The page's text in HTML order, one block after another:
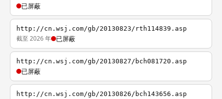
已屏蔽
http://cn.wsj.com/gb/20130823/rth114839.asp
截至 2026 年 已屏蔽
http://cn.wsj.com/gb/20130827/bch081720.asp
已屏蔽
http://cn.wsj.com/gb/20130826/bch143656.asp